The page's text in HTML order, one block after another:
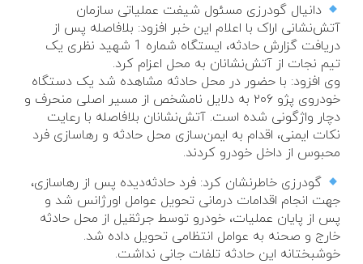
دانیال گودرزی مسئول شیفت عملیاتی سازمان
آتش‌نشانی اراک با اعلام این خبر افزود: بلافاصله پس از
دریافت گزارش حادثه، ایستگاه شماره 1 شهید نظری یک
تیم نجات از آتش‌نشانان به محل اعزام کرد.
وی افزود: با حضور در محل حادثه مشاهده شد یک دستگاه
خودروی پژو ۲۰۶ به دلایل نامشخص از مسیر اصلی منحرف و
دچار واژگونی شده است. آتش‌نشانان بلافاصله با رعایت
نکات ایمنی، اقدام به ایمن‌سازی محل حادثه و رهاسازی فرد
محبوس از داخل خودرو کردند.
گودرزی خاطرنشان کرد: فرد حادثه‌دیده پس از رهاسازی،
جهت انجام اقدامات درمانی تحویل عوامل اورژانس شد و
پس از پایان عملیات، خودرو توسط جرثقیل از محل حادثه
خارج و صحنه به عوامل انتظامی تحویل داده شد.
خوشبختانه این حادثه تلفات جانی نداشت.